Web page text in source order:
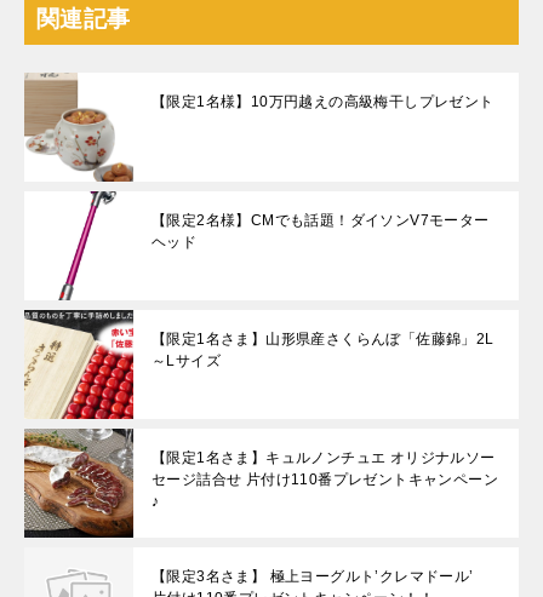
関連記事
【限定1名様】10万円越えの高級梅干しプレゼント
【限定2名様】CMでも話題！ダイソンV7モーター
ヘッド
【限定1名さま】山形県産さくらんぼ「佐藤錦」2L
～Lサイズ
【限定1名さま】キュルノンチュエ オリジナルソー
セージ詰合せ 片付け110番プレゼントキャンペーン
♪
【限定3名さま】 極上ヨーグルト’クレマドール’